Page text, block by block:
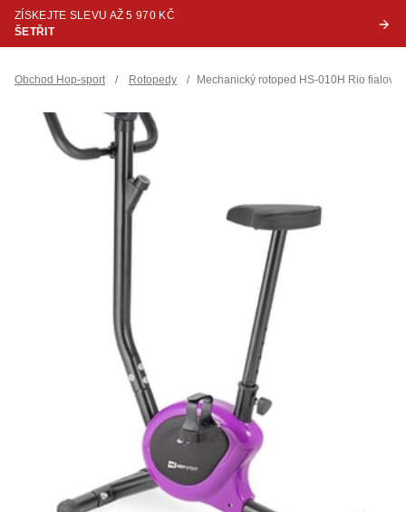
ZÍSKEJTE SLEVU AŽ 5 970 KČ
ŠETŘIT
Obchod Hop-sport / Rotopedy / Mechanický rotoped HS-010H Rio fialový